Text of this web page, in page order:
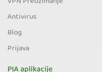
Antivirus
Blog
Prijava